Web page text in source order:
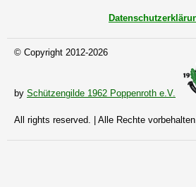
© Copyright 2012-2026
by Schützengilde 1962 Poppenroth e.V.
All rights reserved. | Alle Rechte